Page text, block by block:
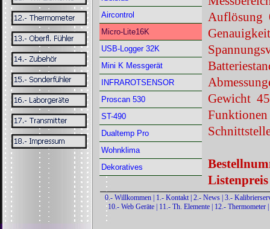
Aircontrol
Micro-Lite16K
USB-Logger 32K
Mini K Messgerät
INFRAROTSENSOR
Proscan 530
ST-490
Dualtemp Pro
Wohnklima
Dekoratives
Auflösung
Gewicht
0.- Willkommen 1.- Kontakt| 2.- News| 3.-
10.- Web Geräte
11.- Th. Elemente 12.- Thermometer